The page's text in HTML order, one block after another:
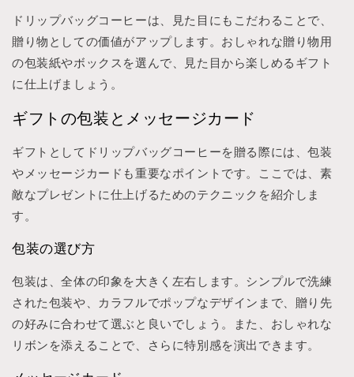
ドリップバッグコーヒーは、見た目にもこだわることで、
贈り物としての価値がアップします。おしゃれな贈り物用
の包装紙やボックスを選んで、見た目から楽しめるギフト
に仕上げましょう。
ギフトの包装とメッセージカード
ギフトとしてドリップバッグコーヒーを贈る際には、包装
やメッセージカードも重要なポイントです。ここでは、素
敵なプレゼントに仕上げるためのテクニックを紹介しま
す。
包装の選び方
包装は、全体の印象を大きく左右します。シンプルで洗練
された包装や、カラフルでポップなデザインまで、贈り先
の好みに合わせて選ぶと良いでしょう。また、おしゃれな
リボンを添えることで、さらに特別感を演出できます。